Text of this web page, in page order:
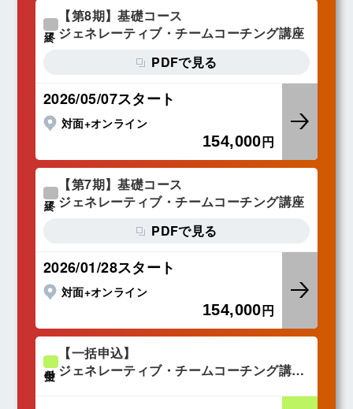
【第8期】基礎コース
ジェネレーティブ・チームコーチング講座
PDFで見る
2026/05/07スタート
対面+オンライン
154,000円
【第7期】基礎コース
ジェネレーティブ・チームコーチング講座
PDFで見る
2026/01/28スタート
対面+オンライン
154,000円
【一括申込】
ジェネレーティブ・チームコーチング講座